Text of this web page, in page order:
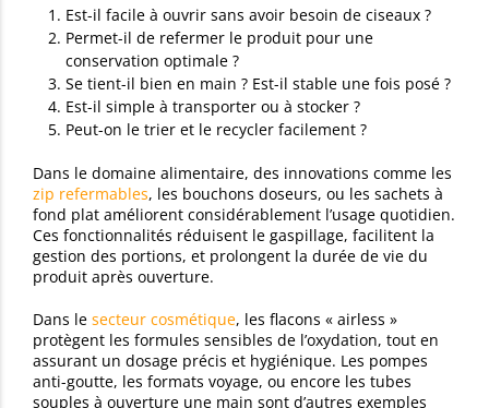
Est-il facile à ouvrir sans avoir besoin de ciseaux ?
Permet-il de refermer le produit pour une
conservation optimale ?
Se tient-il bien en main ? Est-il stable une fois posé ?
Est-il simple à transporter ou à stocker ?
Peut-on le trier et le recycler facilement ?
Dans le domaine alimentaire, des innovations comme les
zip refermables, les bouchons doseurs, ou les sachets à
fond plat améliorent considérablement l’usage quotidien.
Ces fonctionnalités réduisent le gaspillage, facilitent la
gestion des portions, et prolongent la durée de vie du
produit après ouverture.
Dans le secteur cosmétique, les flacons « airless »
protègent les formules sensibles de l’oxydation, tout en
assurant un dosage précis et hygiénique. Les pompes
anti-goutte, les formats voyage, ou encore les tubes
souples à ouverture une main sont d’autres exemples